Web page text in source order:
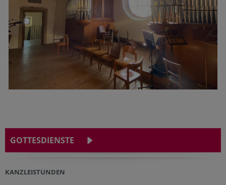
GOTTESDIENSTE
KANZLEISTUNDEN